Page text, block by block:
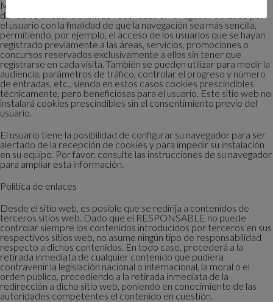
Mediante el uso de cookies también es posible que el servidor
donde se encuentra la web reconozca el navegador utilizado por
el usuario con la finalidad de que la navegación sea más sencilla,
permitiendo, por ejemplo, el acceso de los usuarios que se hayan
registrado previamente a las áreas, servicios, promociones o
concursos reservados exclusivamente a ellos sin tener que
registrarse en cada visita. También se pueden utilizar para medir la
audiencia, parámetros de tráfico, controlar el progreso y número
de entradas, etc., siendo en estos casos cookies prescindibles
técnicamente, pero beneficiosas para el usuario. Este sitio web no
instalará cookies prescindibles sin el consentimiento previo del
usuario.
El usuario tiene la posibilidad de configurar su navegador para ser
alertado de la recepción de cookies y para impedir su instalación
en su equipo. Por favor, consulte las instrucciones de su navegador
para ampliar esta información.
Política de enlaces
Desde el sitio web, es posible que se redirija a contenidos de
terceros sitios web. Dado que el RESPONSABLE no puede
controlar siempre los contenidos introducidos por terceros en sus
respectivos sitios web, no asume ningún tipo de responsabilidad
respecto a dichos contenidos. En todo caso, procederá a la
retirada inmediata de cualquier contenido que pudiera
contravenir la legislación nacional o internacional, la moral o el
orden público, procediendo a la retirada inmediata de la
redirección a dicho sitio web, poniendo en conocimiento de las
autoridades competentes el contenido en cuestión.